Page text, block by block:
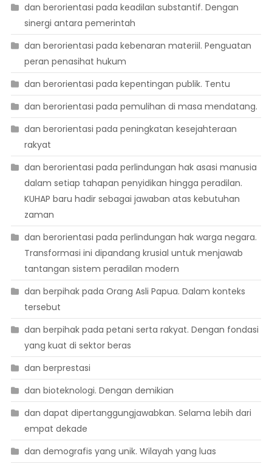
dan berorientasi pada keadilan substantif. Dengan
sinergi antara pemerintah
dan berorientasi pada kebenaran materiil. Penguatan
peran penasihat hukum
dan berorientasi pada kepentingan publik. Tentu
dan berorientasi pada pemulihan di masa mendatang.
dan berorientasi pada peningkatan kesejahteraan
rakyat
dan berorientasi pada perlindungan hak asasi manusia
dalam setiap tahapan penyidikan hingga peradilan.
KUHAP baru hadir sebagai jawaban atas kebutuhan
zaman
dan berorientasi pada perlindungan hak warga negara.
Transformasi ini dipandang krusial untuk menjawab
tantangan sistem peradilan modern
dan berpihak pada Orang Asli Papua. Dalam konteks
tersebut
dan berpihak pada petani serta rakyat. Dengan fondasi
yang kuat di sektor beras
dan berprestasi
dan bioteknologi. Dengan demikian
dan dapat dipertanggungjawabkan. Selama lebih dari
empat dekade
dan demografis yang unik. Wilayah yang luas